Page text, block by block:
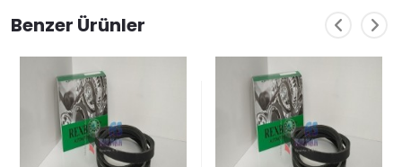
Benzer Ürünler